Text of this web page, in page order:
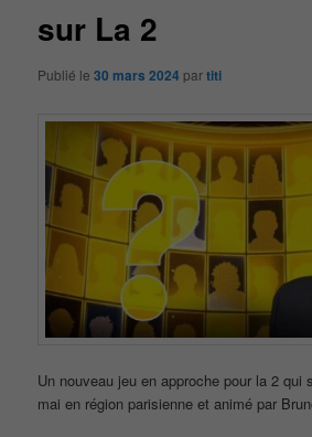
sur La 2
Publié le30 mars 2024 partiti
Un nouveau jeu en approche pour la 2 qui
mai en région parisienne et animé par